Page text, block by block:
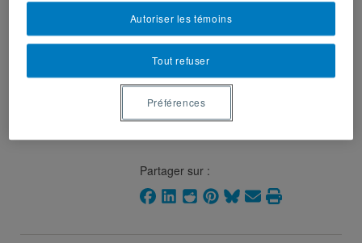
consommation »,Lumen Vitae,
vol. LXXI, no 2, p. 129-139.
Partager sur :
Tout refuser
Autoriser les témoins
Préférences